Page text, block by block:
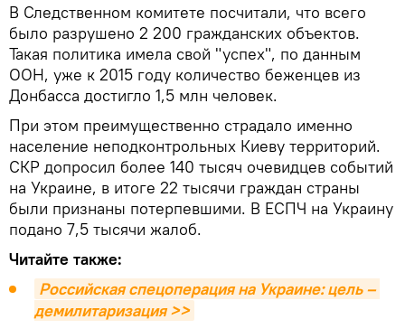
В Следственном комитете посчитали, что всего
было разрушено 2 200 гражданских объектов.
Такая политика имела свой "успех", по данным
ООН, уже к 2015 году количество беженцев из
Донбасса достигло 1,5 млн человек.
При этом преимущественно страдало именно
население неподконтрольных Киеву территорий.
СКР допросил более 140 тысяч очевидцев событий
на Украине, в итоге 22 тысячи граждан страны
были признаны потерпевшими. В ЕСПЧ на Украину
подано 7,5 тысячи жалоб.
Читайте также:
Российская спецоперация на Украине: цель –
демилитаризация >>